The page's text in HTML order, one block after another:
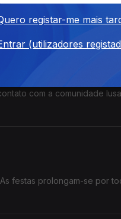
o ensino do português
festas prolongam-se por
registar-me mais
(utilizadores